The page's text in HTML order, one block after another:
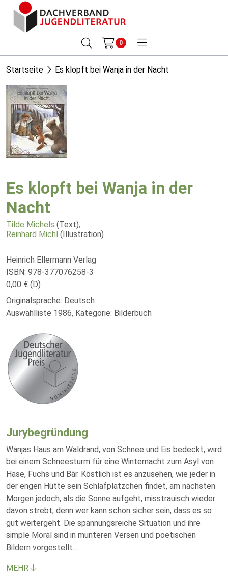
0
Startseite Es klopft bei Wanja in der Nacht
Es klopft bei Wanja in der
Nacht
Tilde Michels (Text),
Reinhard Michl (Illustration)
Heinrich Ellermann Verlag
ISBN: 978-377076258-3
0,00 € (D)
Originalsprache: Deutsch
Auswahlliste 1986, Kategorie: Bilderbuch
Jurybegründung
Wanjas Haus am Waldrand, von Schnee und Eis bedeckt, wird
bei einem Schneesturm für eine Winternacht zum Asyl von
Hase, Fuchs und Bär. Köstlich ist es anzusehen, wie jeder in
der engen Hütte sein Schlafplätzchen findet, am nächsten
Morgen jedoch, als die Sonne aufgeht, misstrauisch wieder
davon strebt, denn wer kann schon sicher sein, dass es so
gut weitergeht. Die spannungsreiche Situation und ihre
simple Moral sind in munteren Versen und poetischen
Bildern vorgestellt....
MEHR